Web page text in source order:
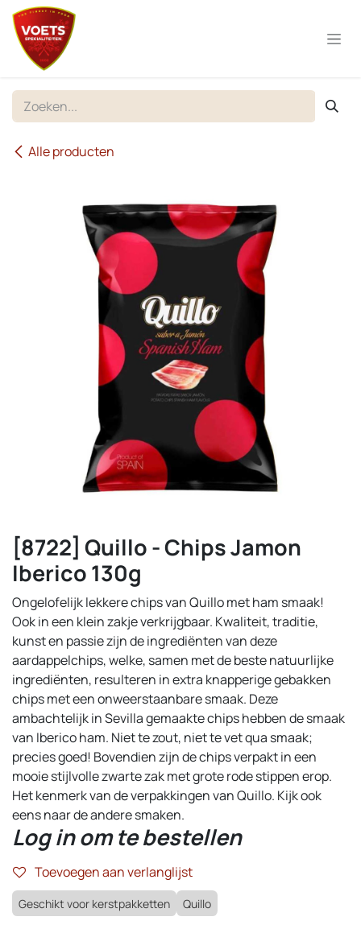
Overslaan naar inhoud
Alle producten
[8722] Quillo - Chips Jamon
Iberico 130g
Ongelofelijk lekkere chips van Quillo met ham smaak!
Ook in een klein zakje verkrijgbaar. Kwaliteit, traditie,
kunst en passie zijn de ingrediënten van deze
aardappelchips, welke, samen met de beste natuurlijke
ingrediënten, resulteren in extra knapperige gebakken
chips met een onweerstaanbare smaak. Deze
ambachtelijk in Sevilla gemaakte chips hebben de smaak
van Iberico ham. Niet te zout, niet te vet qua smaak;
precies goed! Bovendien zijn de chips verpakt in een
mooie stijlvolle zwarte zak met grote rode stippen erop.
Het kenmerk van de verpakkingen van Quillo. Kijk ook
eens naar de andere smaken.
Log in om te bestellen
Toevoegen aan verlanglijst
Geschikt voor kerstpakketten Quillo